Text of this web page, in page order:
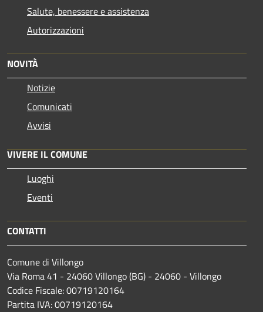
Salute, benessere e assistenza
Autorizzazioni
NOVITÀ
Notizie
Comunicati
Avvisi
VIVERE IL COMUNE
Luoghi
Eventi
CONTATTI
Comune di Villongo
Via Roma 41 - 24060 Villongo (BG) - 24060 - Villongo
Codice Fiscale: 00719120164
Partita IVA: 00719120164